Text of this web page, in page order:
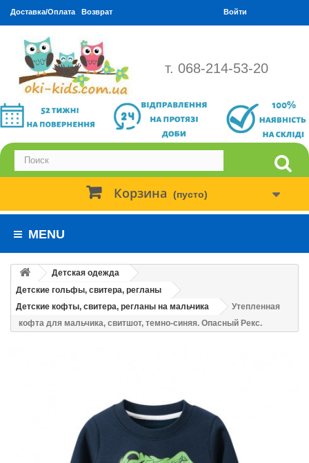
Доставка/Оплата Возврат Войти
т. 068-214-53-20
Корзина (пусто)
MENU
Детская одежда
Детские гольфы, свитера, регланы
Детские кофты, свитера, регланы на мальчика
Утепленная
кофта для мальчика, свитшот, темно-синяя. Опасный Рекс.